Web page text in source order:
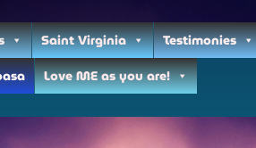
Saint Virginia Testimonies
Love ME as you are!